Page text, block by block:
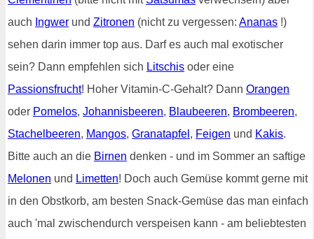
auch Ingwer und Zitronen (nicht zu vergessen: Ananas !)
sehen darin immer top aus. Darf es auch mal exotischer
sein? Dann empfehlen sich Litschis oder eine
Passionsfrucht! Hoher Vitamin-C-Gehalt? Dann Orangen
oder Pomelos, Johannisbeeren, Blaubeeren, Brombeeren,
Stachelbeeren, Mangos, Granatapfel , Feigen und Kakis.
Bitte auch an die Birnen denken - und im Sommer an saftige
Melonen und Limetten! Doch auch Gemüse kommt gerne mit
in den Obstkorb, am besten Snack-Gemüse das man einfach
auch 'mal zwischendurch verspeisen kann - am beliebtesten